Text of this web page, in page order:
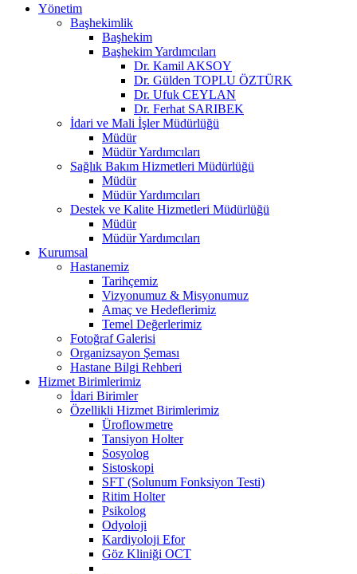
Yönetim
Başhekimlik
Başhekim
Başhekim Yardımcıları
Dr. Kamil AKSOY
Dr. Gülden TOPLU ÖZTÜRK
Dr. Ufuk CEYLAN
Dr. Ferhat SARIBEK
İdari ve Mali İşler Müdürlüğü
Müdür
Müdür Yardımcıları
Sağlık Bakım Hizmetleri Müdürlüğü
Müdür
Müdür Yardımcıları
Destek ve Kalite Hizmetleri Müdürlüğü
Müdür
Müdür Yardımcıları
Kurumsal
Hastanemiz
Tarihçemiz
Vizyonumuz & Misyonumuz
Amaç ve Hedeflerimiz
Temel Değerlerimiz
Fotoğraf Galerisi
Organizsayon Şeması
Hastane Bilgi Rehberi
Hizmet Birimlerimiz
İdari Birimler
Özellikli Hizmet Birimlerimiz
Üroflowmetre
Tansiyon Holter
Sosyolog
Sistoskopi
SFT (Solunum Fonksiyon Testi)
Ritim Holter
Psikolog
Odyoloji
Kardiyoloji Efor
Göz Kliniği OCT